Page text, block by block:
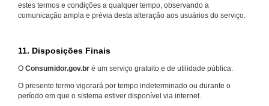
estes termos e condições a qualquer tempo, observando a
comunicação ampla e prévia desta alteração aos usuários do serviço.
11. Disposições Finais
O Consumidor.gov.br é um serviço gratuito e de utilidade pública.
O presente termo vigorará por tempo indeterminado ou durante o
período em que o sistema estiver disponível via internet.